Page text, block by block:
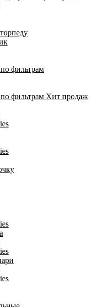
фильтрам
фильтрам Хит продаж